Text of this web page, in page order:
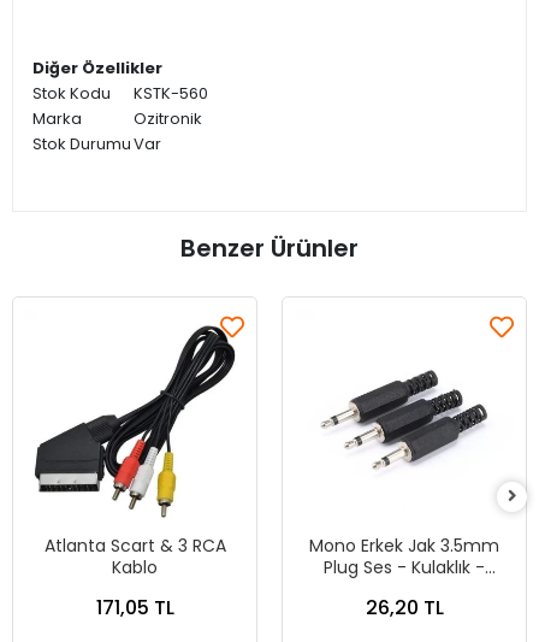
Diğer Özellikler
Stok Kodu
KSTK-560
Marka
Ozitronik
Stok DurumuVar
Benzer Ürünler
Atlanta Scart & 3 RCA
Kablo
171,05 TL
Mono Erkek Jak 3.5mm
Plug Ses - Kulaklık -
26,20 TL